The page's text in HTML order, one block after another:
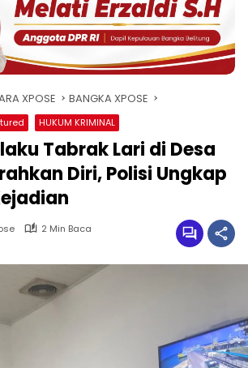
XPOSE BANGKA XPOSE
HUKUM KRIMINAL
Tabrak Lari di Desa
Diri, Polisi Ungkap
2 Min Baca